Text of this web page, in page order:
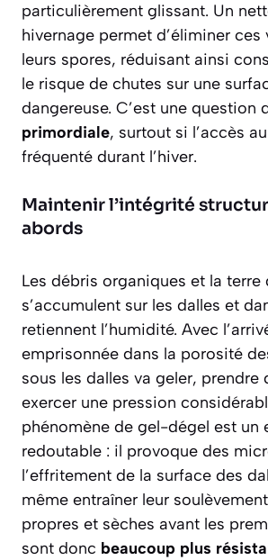
particulièrement glissant. Un
hivernage permet d’éliminer ces
leurs spores, réduisant ainsi
le risque de chutes sur une
dangereuse. C’est une question
primordiale, surtout si l’accès
fréquenté durant l’hiver.
Maintenir l’intégrité
abords
Les débris organiques et la terre
s’accumulent sur les dalles et
retiennent l’humidité. Avec
emprisonnée dans la porosité
sous les dalles va geler, prendre
exercer une pression
phénomène de gel-dégel est un
redoutable : il provoque des
l’effritement de la surface des
même entraîner leur
propres et sèches avant les
sont donc beaucoup plus